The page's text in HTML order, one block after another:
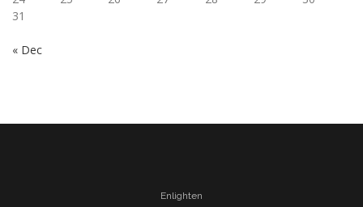
31
« Dec
Enlighten